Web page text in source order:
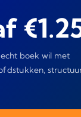
boek wil met